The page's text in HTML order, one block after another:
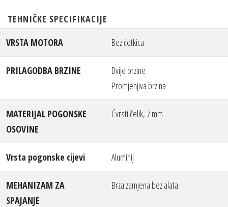
TEHNIČKE SPECIFIKACIJE
VRSTA MOTORA
Bez četkica
PRILAGODBA BRZINE
Dvije brzine
Promjenjiva brzina
MATERIJAL POGONSKE
OSOVINE
Čvrsti čelik, 7 mm
Vrsta pogonske cijevi Aluminij
MEHANIZAM ZA
SPAJANJE
Brza zamjena bez alata